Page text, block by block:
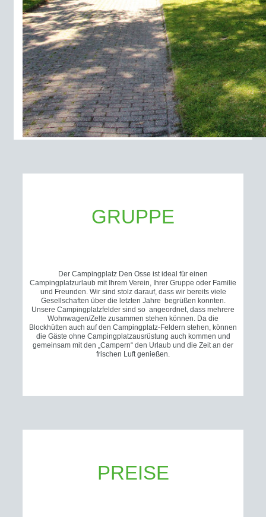
GRUPPE
Der Campingplatz Den Osse ist ideal für einen
Campingplatzurlaub mit Ihrem Verein, Ihrer Gruppe oder Familie
und Freunden. Wir sind stolz darauf, dass wir bereits viele
Gesellschaften über die letzten Jahre begrüßen konnten.
Unsere Campingplatzfelder sind so angeordnet, dass mehrere
Wohnwagen/Zelte zusammen stehen können. Da die
Blockhütten auch auf den Campingplatz-Feldern stehen, können
die Gäste ohne Campingplatzausrüstung auch kommen und
gemeinsam mit den „Campern“ den Urlaub und die Zeit an der
frischen Luft genießen.
PREISE